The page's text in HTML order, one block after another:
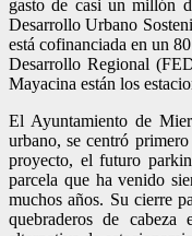
gasto de casi un millón
Desarrollo Urbano
está cofinanciada en un
Desarrollo Regional
Mayacina están los
El Ayuntamiento de
urbano, se centró
proyecto, el futuro
parcela que ha venido
muchos años. Su cierre
quebraderos de